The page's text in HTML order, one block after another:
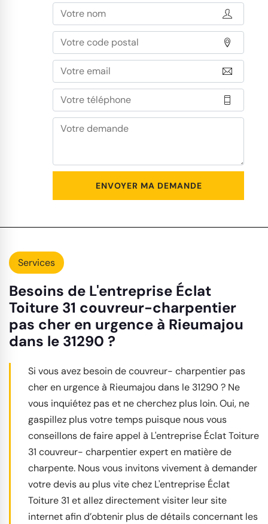
Services
Besoins de L'entreprise Éclat
Toiture 31 couvreur-charpentier
pas cher en urgence à Rieumajou
dans le 31290 ?
Si vous avez besoin de couvreur- charpentier pas
cher en urgence à Rieumajou dans le 31290 ? Ne
vous inquiétez pas et ne cherchez plus loin. Oui, ne
gaspillez plus votre temps puisque nous vous
conseillons de faire appel à L'entreprise Éclat Toiture
31 couvreur- charpentier expert en matière de
charpente. Nous vous invitons vivement à demander
votre devis au plus vite chez L'entreprise Éclat
Toiture 31 et allez directement visiter leur site
internet afin d’obtenir plus de détails concernant les